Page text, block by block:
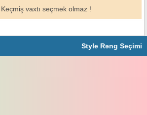
Keçmiş vaxtı seçmek olmaz !
Style Rəng Seçimi